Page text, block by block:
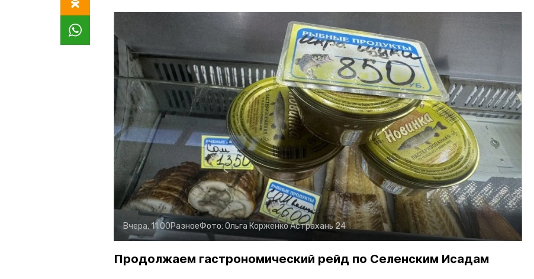
Вчера, 11:00РазноеФото: Ольга КорженкоАстрахань 24
Продолжаем гастрономический рейд по Селенским Исадам